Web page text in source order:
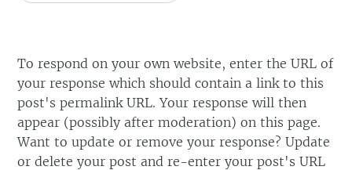
To respond on your own website, enter the URL of
your response which should contain a link to this
post's permalink URL. Your response will then
appear (possibly after moderation) on this page.
Want to update or remove your response? Update
or delete your post and re-enter your post's URL